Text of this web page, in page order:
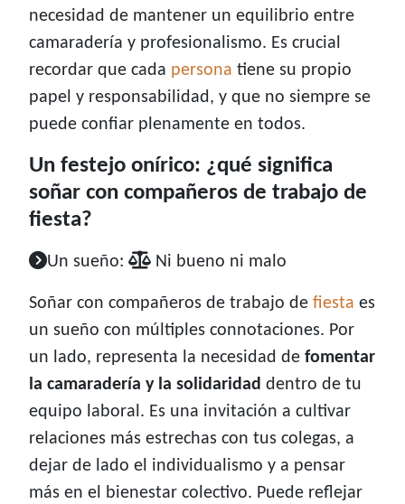
necesidad de mantener un equilibrio entre
camaradería y profesionalismo. Es crucial
recordar que cada persona tiene su propio
papel y responsabilidad, y que no siempre se
puede confiar plenamente en todos.
Un festejo onírico: ¿qué significa
soñar con compañeros de trabajo de
fiesta?
Un sueño: Ni bueno ni malo
Soñar con compañeros de trabajo de fiesta es
un sueño con múltiples connotaciones. Por
un lado, representa la necesidad de fomentar
la camaradería y la solidaridad dentro de tu
equipo laboral. Es una invitación a cultivar
relaciones más estrechas con tus colegas, a
dejar de lado el individualismo y a pensar
más en el bienestar colectivo. Puede reflejar